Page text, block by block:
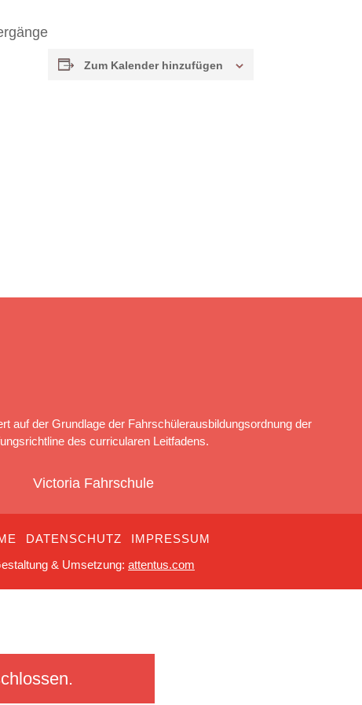
Zum Kalender hinzufügen
auf der Grundlage der Fahrschülerausbildungsordnung der
des curricularen Leitfadens.
Victoria Fahrschule
DATENSCHUTZ
IMPRESSUM
& Umsetzung: attentus.com